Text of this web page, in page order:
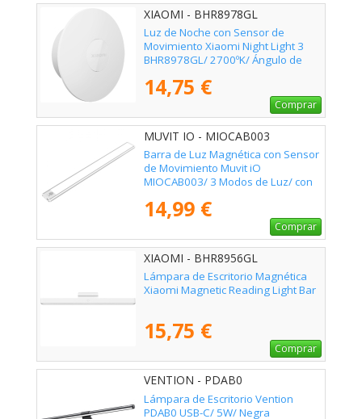
XIAOMI - BHR8978GL
Luz de Noche con Sensor de
Movimiento Xiaomi Night Light 3
BHR8978GL/ 2700ºK/ Ángulo de
14,75 €
Comprar
MUVIT IO - MIOCAB003
Barra de Luz Magnética con Sensor
de Movimiento Muvit iO
MIOCAB003/ 3 Modos de Luz/ con
14,99 €
Comprar
XIAOMI - BHR8956GL
Lámpara de Escritorio Magnética
Xiaomi Magnetic Reading Light Bar
15,75 €
Comprar
VENTION - PDAB0
Lámpara de Escritorio Vention
PDAB0 USB-C/ 5W/ Negra